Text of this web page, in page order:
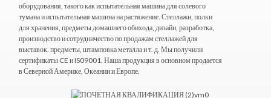
оборудования, такого как испытательная машина для солевого
тумана и испытательная машина на растяжение. Стеллажи, полки
для хранения, предметы домашнего обихода, дизайн, разработка,
производство и сотрудничество по продажам стеллажей для
выставок. предметы, штамповка металла и т. д. Мы получили
сертификаты CE и IS09001. Наша продукция в основном продается
в Северной Америке, Океании и Европе.